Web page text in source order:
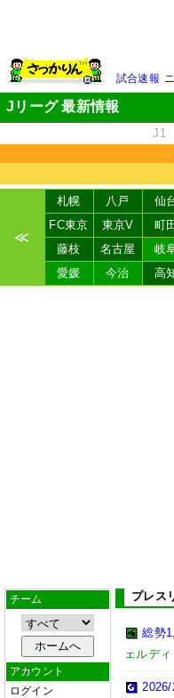
試合速報
Jリーグ 最新情報
J1
≪
札幌 八戸 仙
FC東京
東京V 町田
藤枝
名古屋 岐
愛媛
今治 高
チーム
アカウント
ログイン
プレス
総勢
ェルディ